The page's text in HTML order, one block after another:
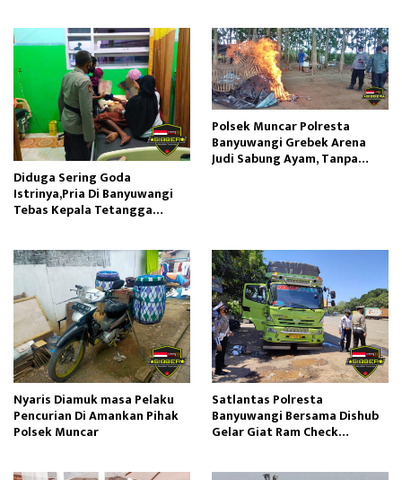
Diduga Sering Goda
Istrinya,Pria Di Banyuwangi
Tebas Kepala Tetangga
Polsek Muncar Polresta
Banyuwangi Grebek Arena
Judi Sabung Ayam, Tanpa
Nyaris Diamuk masa Pelaku
Pencurian Di Amankan Pihak
Polsek Muncar
Satlantas Polresta
Banyuwangi Bersama Dishub
Gelar Giat Ram Check